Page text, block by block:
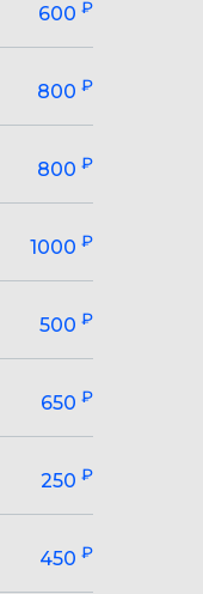
600 ₽
800 ₽
800 ₽
1000 ₽
500 ₽
650 ₽
250 ₽
450 ₽